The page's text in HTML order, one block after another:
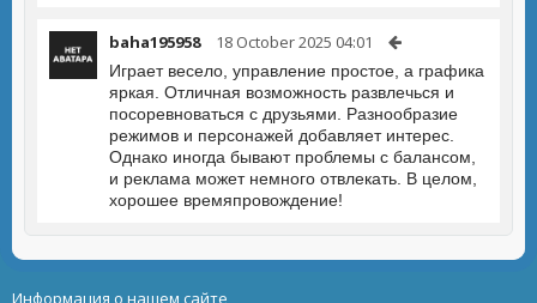
baha195958 18 October 2025 04:01
Играет весело, управление простое, а графика
яркая. Отличная возможность развлечься и
посоревноваться с друзьями. Разнообразие
режимов и персонажей добавляет интерес.
Однако иногда бывают проблемы с балансом,
и реклама может немного отвлекать. В целом,
хорошее времяпровождение!
Информация о нашем сайте